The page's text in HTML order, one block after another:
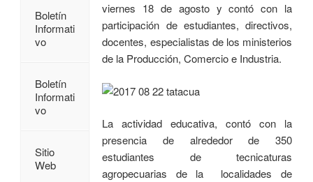
viernes 18 de agosto y contó con la
participación de estudiantes, directivos,
docentes, especialistas de los ministerios
de la Producción, Comercio e Industria.
La actividad educativa, contó con la
presencia de alrededor de 350
estudiantes de tecnicaturas
agropecuarias de la localidades de
Boletín
Informati
vo
Boletín
Informati
vo
Sitio
Web